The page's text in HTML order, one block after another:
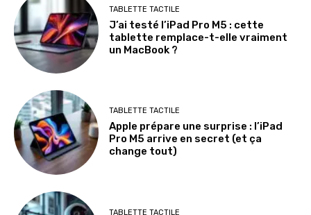
TABLETTE TACTILE
J’ai testé l’iPad Pro M5 : cette
tablette remplace-t-elle vraiment
un MacBook ?
TABLETTE TACTILE
Apple prépare une surprise : l’iPad
Pro M5 arrive en secret (et ça
change tout)
TABLETTE TACTILE